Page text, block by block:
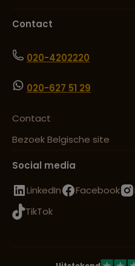
Contact
020-4202220
020-627 51 29
Contact
Bezoek Belgische site
Social media
LinkedIn
Facebook
TikTok